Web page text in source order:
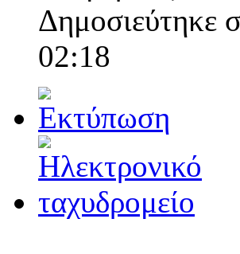
Δημοσιεύτηκε
02:18